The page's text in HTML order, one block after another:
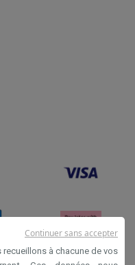
à chacune de vos
Continuer sans accepter